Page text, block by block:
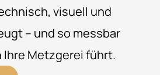
visuell und
– und so messbar
Ihre Metzgerei führt.